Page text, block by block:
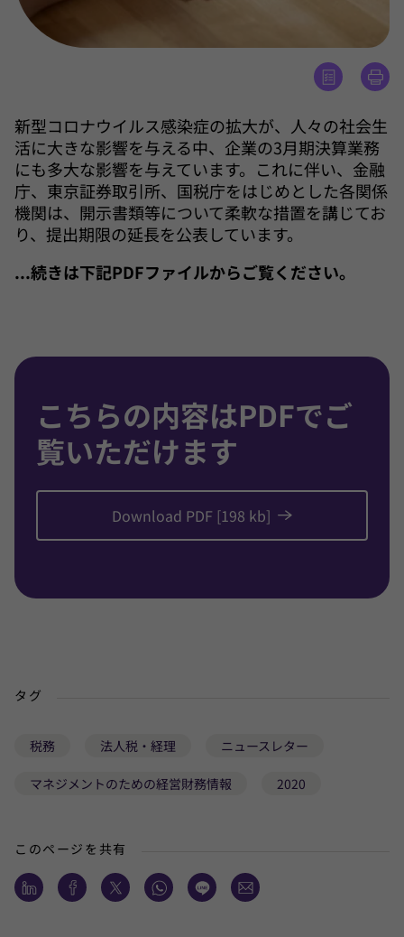
新型コロナウイルス感染症の拡大が、人々の社会生
活に大きな影響を与える中、企業の3月期決算業務
にも多大な影響を与えています。これに伴い、金融
庁、東京証券取引所、国税庁をはじめとした各関係
機関は、開示書類等について柔軟な措置を講じてお
り、提出期限の延長を公表しています。
...続きは下記PDFファイルからご覧ください。
こちらの内容はPDFでご
覧いただけます
Download PDF [198 kb]
タグ
税務 法人税・経理 ニュースレター
マネジメントのための経営財務情報 2020
このページを共有